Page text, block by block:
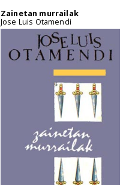
Zainetan murrailak
Jose Luis Otamendi